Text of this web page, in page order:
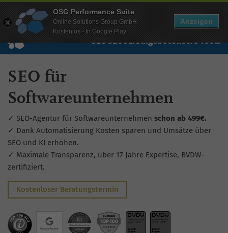
Wissen Free Checks Über uns Free Account
SEOGEOSEAAngebotUnsere Tools
SEO für
Softwareunternehmen
✓ SEO-Agentur für Softwareunternehmen schon ab 499€.
✓ Dank Automatisierung Kosten sparen und Umsätze über
SEO und KI erhöhen.
✓ Maximale Transparenz, über 17 Jahre Expertise, BVDW-
zertifiziert.
Kostenloser Beratungstermin
OSG Performance Suite
Online Solutions Group GmbH
Kostenlos - In Google Play
Anzeigen